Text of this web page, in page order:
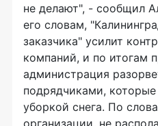
не делают", - сообщил
его словам,
заказчика" усилит
компаний, и по итогам
администрация
подрядчиками,
уборкой снега. По